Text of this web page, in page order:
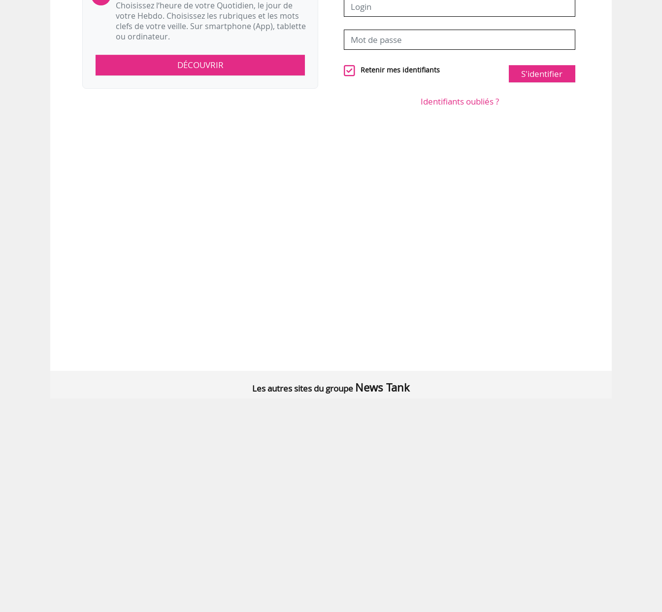
Choisissez l‘heure de votre Quotidien, le jour de
votre Hebdo. Choisissez les rubriques et les mots
clefs de votre veille. Sur smartphone (App), tablette
ou ordinateur.
DÉCOUVRIR Retenir mes identifiants S'identifier
Identifiants oubliés ?
Les autres sites du groupe News Tank